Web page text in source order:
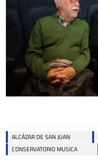
ALCÁZAR DE SAN JUAN
CONSERVATORIO MUSICA